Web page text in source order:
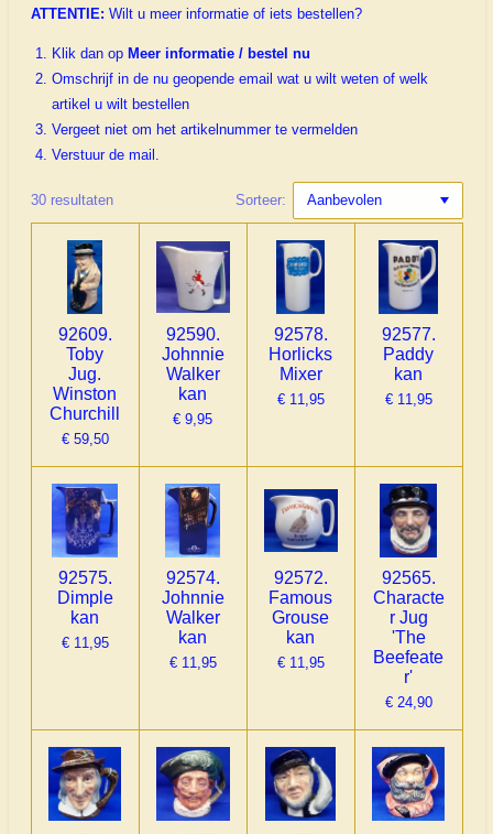
ATTENTIE: Wilt u meer informatie of iets bestellen?
Klik dan op Meer informatie / bestel nu
Omschrijf in de nu geopende email wat u wilt weten of welk
artikel u wilt bestellen
Vergeet niet om het artikelnummer te vermelden
Verstuur de mail.
30 resultaten Sorteer:
92609.
Toby
Jug.
Winston
Churchill
€ 59,50
92590.
Johnnie
Walker
kan
€ 9,95
92578.
Horlicks
Mixer
€ 11,95
92577.
Paddy
kan
€ 11,95
92575.
Dimple
kan
€ 11,95
92574.
Johnnie
Walker
kan
€ 11,95
92572.
Famous
Grouse
kan
€ 11,95
92565.
Characte
r Jug
'The
Beefeate
r'
€ 24,90